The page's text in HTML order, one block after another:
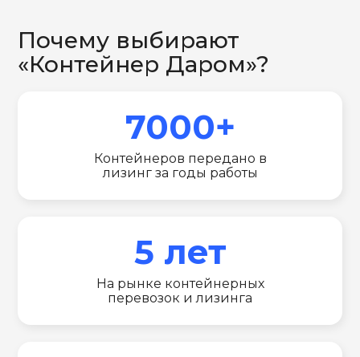
Почему выбирают
«Контейнер Даром»?
7000+
Контейнеров передано в
лизинг за годы работы
5 лет
На рынке контейнерных
перевозок и лизинга